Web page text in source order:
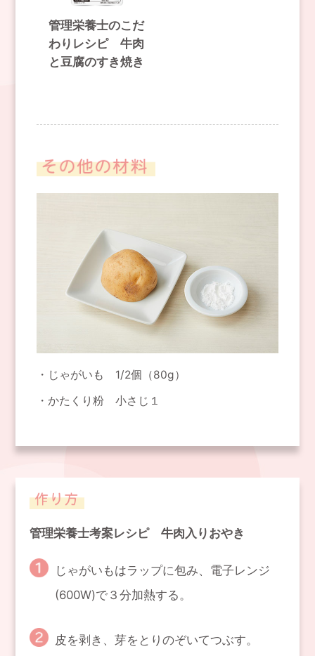
管理栄養士のこだ
わりレシピ 牛肉
と豆腐のすき焼き
じゃがいも 1/2個（80g）
かたくり粉 小さじ１
管理栄養士考案レシピ 牛肉入りおやき
じゃがいもはラップに包み、電子レンジ
(600W)で３分加熱する。
皮を剥き、芽をとりのぞいてつぶす。